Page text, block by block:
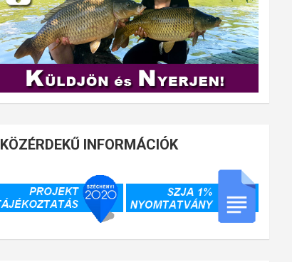
KÖZÉRDEKŰ INFORMÁCIÓK